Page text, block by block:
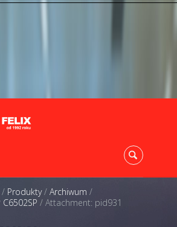
/ Produkty/ Archiwum /
/ Attachment: pid931